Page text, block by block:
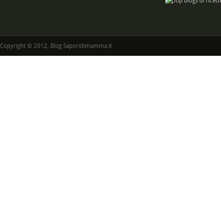
Copyright © 2012, Blog Saporidimamma.it